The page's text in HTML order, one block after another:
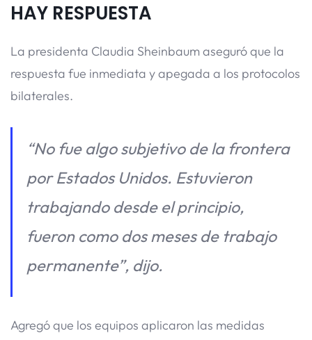
HAY RESPUESTA
La presidenta Claudia Sheinbaum aseguró que la
respuesta fue inmediata y apegada a los protocolos
bilaterales.
“No fue algo subjetivo de la frontera
por Estados Unidos. Estuvieron
trabajando desde el principio,
fueron como dos meses de trabajo
permanente”, dijo.
Agregó que los equipos aplicaron las medidas